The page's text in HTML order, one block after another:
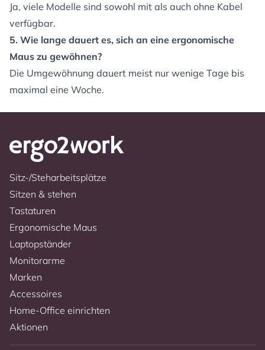
Ja, viele Modelle sind sowohl mit als auch ohne Kabel
verfügbar.
5. Wie lange dauert es, sich an eine ergonomische
Maus zu gewöhnen?
Die Umgewöhnung dauert meist nur wenige Tage bis
maximal eine Woche.
Sitz-/Steharbeitsplätze
Sitzen & stehen
Tastaturen
Ergonomische Maus
Laptopständer
Monitorarme
Marken
Accessoires
Home-Office einrichten
Aktionen